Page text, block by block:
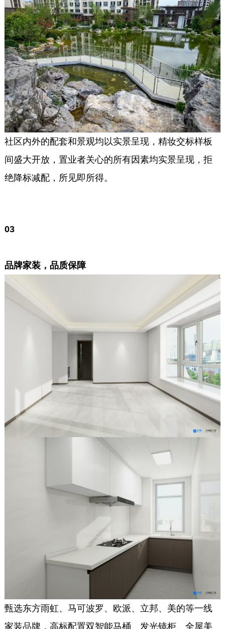
社区内外的配套和景观均以实景呈现，精妆交标样板
间盛大开放，置业者关心的所有因素均实景呈现，拒
绝降标减配，所见即所得。
03
品牌家装，品质保障
甄选东方雨虹、马可波罗、欧派、立邦、美的等一线
家装品牌，高标配置双智能马桶、发光镜柜、全屋美